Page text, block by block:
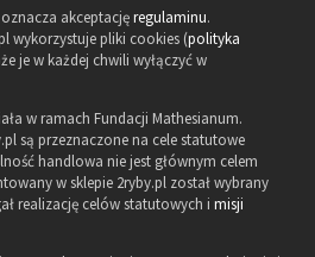
akceptacjęregulaminu.
wykorzystuje pliki cookies (polityka
je w każdej chwili wyłączyć w
w ramach Fundacji Mathesianum.
są przeznaczone na cele statutowe
handlowa nie jest głównym celem
w sklepie 2ryby.pl został wybrany
realizację celów statutowych i misji